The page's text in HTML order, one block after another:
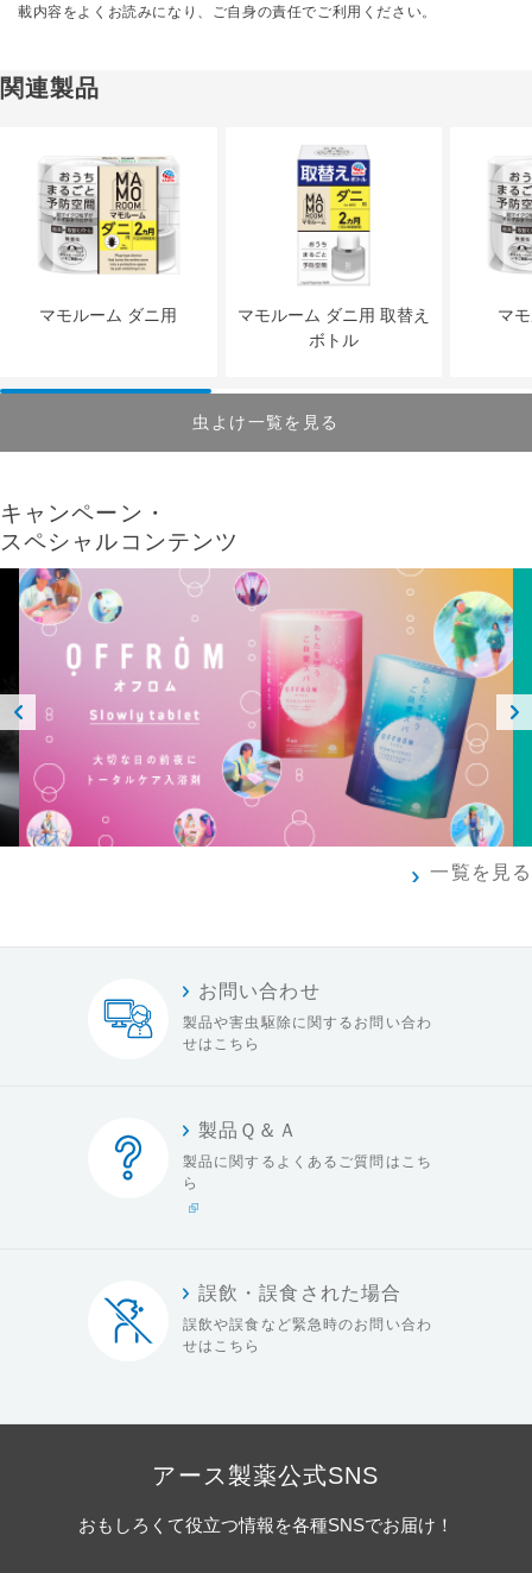
載内容をよくお読みになり、ご自身の責任でご利用ください。
関連製品
マモルーム ダニ用
マモルーム ダニ用 取替え
ボトル
マ
虫よけ一覧を見る
キャンペーン・
スペシャルコンテンツ
ious
一覧を見る
お問い合わせ
製品や害虫駆除に関する お問い合わ
せはこちら
製品Ｑ＆Ａ
製品に関するよくある ご質問はこち
ら
誤飲・誤食された場合
誤飲や誤食など緊急時のお問い合わ
せはこちら
アース製薬公式SNS
おもしろくて役立つ情報を各種SNSでお届け！